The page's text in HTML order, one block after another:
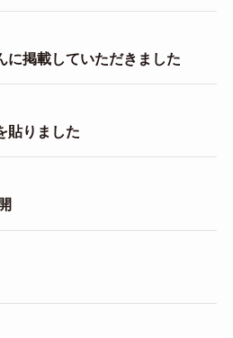
に掲載していただきました
貼りました